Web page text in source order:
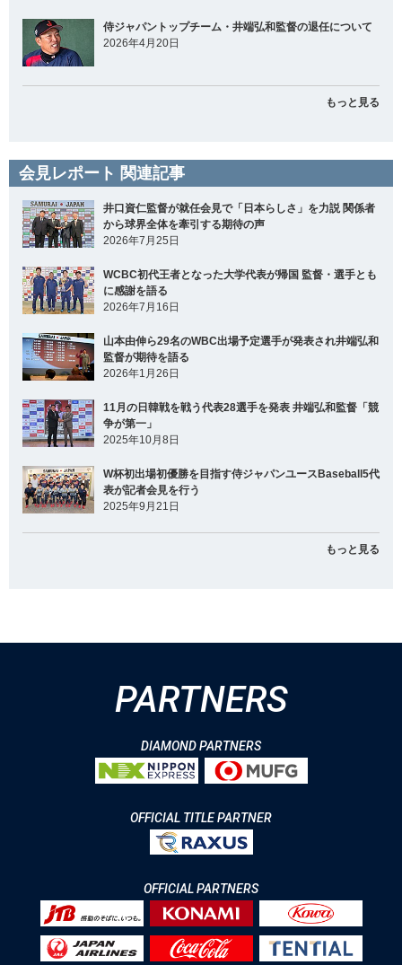
侍ジャパントップチーム・井端弘和監督の退任について
2026年4月20日
もっと見る
会見レポート 関連記事
井口資仁監督が就任会見で「日本らしさ」を力説 関係者
から球界全体を牽引する期待の声
2026年7月25日
WCBC初代王者となった大学代表が帰国 監督・選手とも
に感謝を語る
2026年7月16日
山本由伸ら29名のWBC出場予定選手が発表され井端弘和
監督が期待を語る
2026年1月26日
11月の日韓戦を戦う代表28選手を発表 井端弘和監督「競
争が第一」
2025年10月8日
W杯初出場初優勝を目指す侍ジャパンユースBaseball5代
表が記者会見を行う
2025年9月21日
もっと見る
PARTNERS
DIAMOND PARTNERS
OFFICIAL TITLE PARTNER
OFFICIAL PARTNERS